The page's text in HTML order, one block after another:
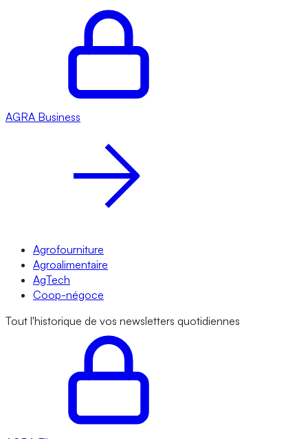
AGRA Business
Agrofourniture
Agroalimentaire
AgTech
Coop-négoce
Tout l'historique de vos newsletters quotidiennes